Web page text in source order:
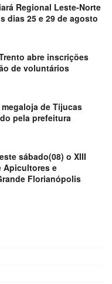
Regional Leste-Norte
dias 25 e 29 de agosto
abre inscrições
de voluntários
de Tijucas
pela prefeitura
sábado(08) o XIII
Apicultores e
Florianópolis